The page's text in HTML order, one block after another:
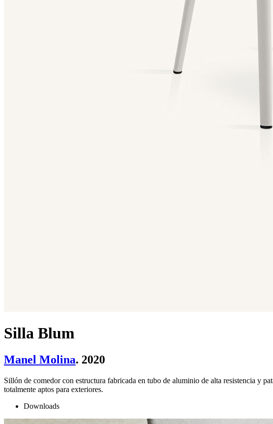
Silla Blum
Manel Molina. 2020
Sillón de comedor con estructura fabricada en tubo de aluminio de alta resistencia y
totalmente aptos para exteriores.
Downloads